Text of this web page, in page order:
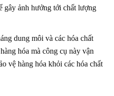
gây ảnh hưởng tới chất lượng
dung môi và các hóa chất
hóa mà công cụ này vận
vệ hàng hóa khỏi các hóa chất